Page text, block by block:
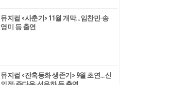
뮤지컬 <사춘기> 11월 개막…임찬민·송
영미 등 출연
뮤지컬 <잔혹동화 생존기> 9월 초연…신